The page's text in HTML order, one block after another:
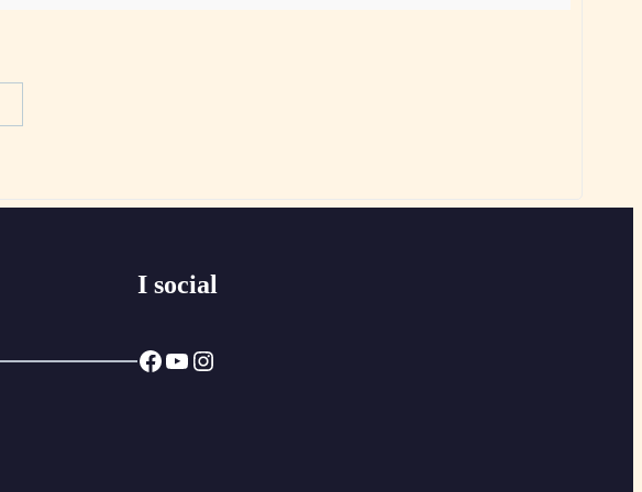
I social
Facebook YouTube Instagram